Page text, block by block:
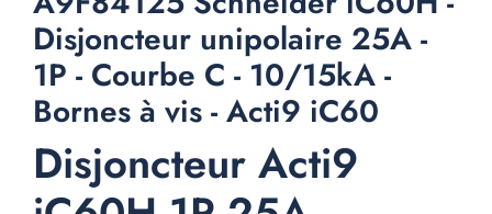
Disjoncteur unipolaire 25A -
1P - Courbe C - 10/15kA -
Bornes à vis - Acti9 iC60
Disjoncteur Acti9